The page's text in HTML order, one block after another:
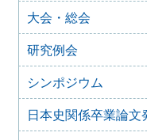
2025年度第１回研究
合同例会）（2025年11
2025年9月3日
2024年度第8回研究例
2025年6月5日
20日）
2025年6月5日
大会・総会
研究例会
シンポジウム
日本史関係卒業論文